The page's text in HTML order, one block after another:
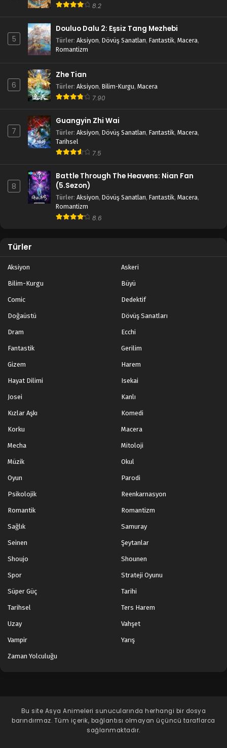
8.2
5
Douluo Dalu 2: Eşsiz Tang Mezhebi
Türler: Aksiyon, Dövüş Sanatları, Fantastik, Macera,
Romantizm
6
Zhe Tian
Türler: Aksiyon, Bilim-Kurgu, Macera
7.90
7
Guangyin Zhi Wai
Türler: Aksiyon, Dövüş Sanatları, Fantastik, Macera,
Tarihsel
7.5
8
Battle Through The Heavens: Nian Fan
(5.Sezon)
Türler: Aksiyon, Dövüş Sanatları, Fantastik, Macera,
Romantizm
8.6
Türler
Aksiyon Askeri
Bilim-Kurgu Büyü
Comic Dedektif
Doğaüstü Dövüş Sanatları
Dram Ecchi
Fantastik Gerilim
Gizem Harem
Hayat Dilimi Isekai
Josei Kanlı
Kızlar Aşkı Komedi
Korku Macera
Mecha Mitoloji
Müzik Okul
Oyun Parodi
Psikolojik Reenkarnasyon
Romantik Romantizm
Sağlık Samuray
Seinen Şeytanlar
Shoujo Shounen
Spor Strateji Oyunu
Süper Güç Tarihi
Tarihsel Ters Harem
Uzay Vahşet
Vampir Yarış
Zaman Yolculuğu
Bu site Asya Animeleri sunucularında herhangi bir dosya
barındırmaz. Tüm içerik, bağlantısı olmayan üçüncü taraflarca
sağlanmaktadır.